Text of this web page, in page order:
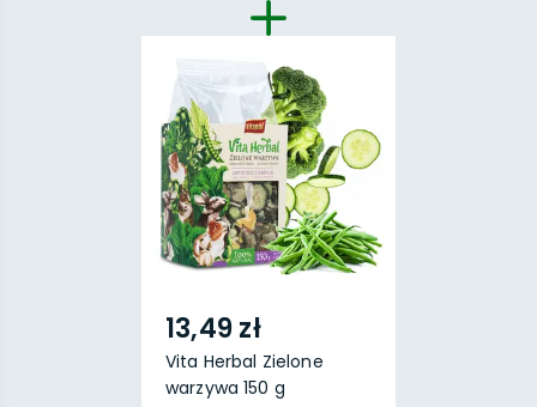
13,49 zł
Vita Herbal Zielone
warzywa 150 g